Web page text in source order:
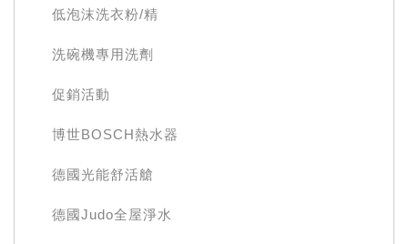
低泡沫洗衣粉/精
洗碗機專用洗劑
促銷活動
博世BOSCH熱水器
德國光能舒活艙
德國Judo全屋淨水